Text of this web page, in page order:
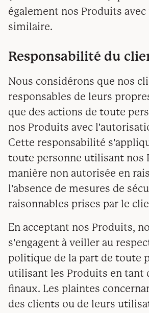
également nos Produits
similaire.
Responsabilité du
Nous considérons que nos
responsables de leurs
que des actions de toute
nos Produits avec
Cette responsabilité
toute personne utilisant nos
manière non autorisée en
l'absence de mesures de
raisonnables prises par le
En acceptant nos Produits,
s'engagent à veiller au
politique de la part de toute
utilisant les Produits en tant
finaux. Les plaintes
des clients ou de leurs